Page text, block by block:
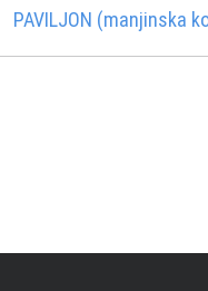
PAVILJON (manjinska